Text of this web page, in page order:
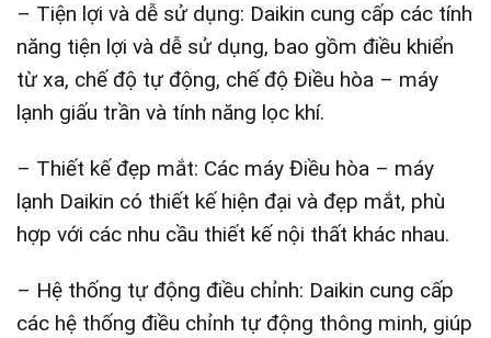
– Tiện lợi và dễ sử dụng: Daikin cung cấp các tính
năng tiện lợi và dễ sử dụng, bao gồm điều khiển
từ xa, chế độ tự động, chế độ Điều hòa – máy
lạnh giấu trần và tính năng lọc khí.
– Thiết kế đẹp mắt: Các máy Điều hòa – máy
lạnh Daikin có thiết kế hiện đại và đẹp mắt, phù
hợp với các nhu cầu thiết kế nội thất khác nhau.
– Hệ thống tự động điều chỉnh: Daikin cung cấp
các hệ thống điều chỉnh tự động thông minh, giúp